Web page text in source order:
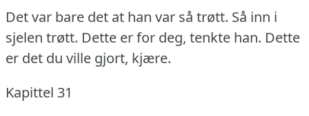
Det var bare det at han var så trøtt. Så inn i
sjelen trøtt. Dette er for deg, tenkte han. Dette
er det du ville gjort, kjære.
Kapittel 31